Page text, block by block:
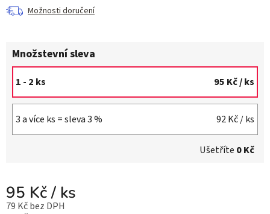
Možnosti doručení
Množstevní sleva
1 - 2 ks 95 Kč/ ks
3 a více ks = sleva 3 % 92 Kč/ ks
Ušetříte 0 Kč
95 Kč/ ks
79 Kč bez DPH